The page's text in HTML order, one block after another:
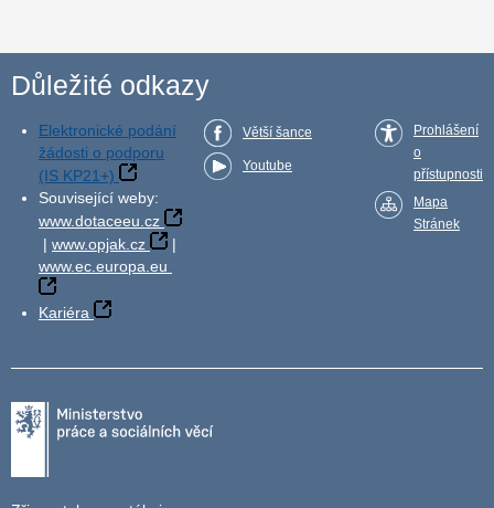
Důležité odkazy
Elektronické podání
žádosti o podporu
(IS KP21+)
Související weby:
www.dotaceeu.cz
| www.opjak.cz
|
www.ec.europa.eu
Kariéra
Větší šance
Youtube
Prohlášení
o
přístupnosti
Mapa
Stránek